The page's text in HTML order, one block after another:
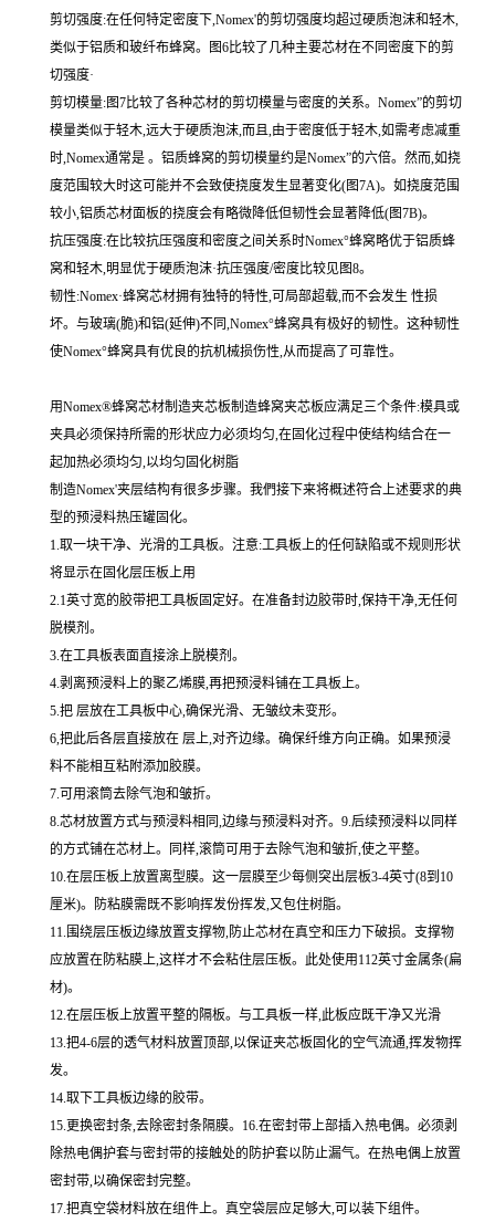
剪切强度:在任何特定密度下,Nomex'的剪切强度均超过硬质泡沫和轻木,
类似于铝质和玻纤布蜂窝。图6比较了几种主要芯材在不同密度下的剪
切强度·
剪切模量:图7比较了各种芯材的剪切模量与密度的关系。Nomex”的剪切
模量类似于轻木,远大于硬质泡沫,而且,由于密度低于轻木,如需考虑减重
时,Nomex通常是 。铝质蜂窝的剪切模量约是Nomex”的六倍。然而,如挠
度范围较大时这可能并不会致使挠度发生显著变化(图7A)。如挠度范围
较小,铝质芯材面板的挠度会有略微降低但韧性会显著降低(图7B)。
抗压强度:在比较抗压强度和密度之间关系时Nomex°蜂窝略优于铝质蜂
窝和轻木,明显优于硬质泡沫·抗压强度/密度比较见图8。
韧性:Nomex·蜂窝芯材拥有独特的特性,可局部超载,而不会发生 性损
坏。与玻璃(脆)和铝(延伸)不同,Nomex°蜂窝具有极好的韧性。这种韧性
使Nomex°蜂窝具有优良的抗机械损伤性,从而提高了可靠性。
用Nomex®蜂窝芯材制造夹芯板制造蜂窝夹芯板应满足三个条件:模具或
夹具必须保持所需的形状应力必须均匀,在固化过程中使结构结合在一
起加热必须均匀,以均匀固化树脂
制造Nomex'夹层结构有很多步骤。我們接下来将概述符合上述要求的典
型的预浸料热压罐固化。
1.取一块干净、光滑的工具板。注意:工具板上的任何缺陷或不规则形状
将显示在固化层压板上用
2.1英寸宽的胶带把工具板固定好。在准备封边胶带时,保持干净,无任何
脱模剂。
3.在工具板表面直接涂上脱模剂。
4.剥离预浸料上的聚乙烯膜,再把预浸料铺在工具板上。
5.把 层放在工具板中心,确保光滑、无皱纹未变形。
6,把此后各层直接放在 层上,对齐边缘。确保纤维方向正确。如果预浸
料不能相互粘附添加胶膜。
7.可用滚筒去除气泡和皱折。
8.芯材放置方式与预浸料相同,边缘与预浸料对齐。9.后续预浸料以同样
的方式铺在芯材上。同样,滚筒可用于去除气泡和皱折,使之平整。
10.在层压板上放置离型膜。这一层膜至少每侧突出层板3-4英寸(8到10
厘米)。防粘膜需既不影响挥发份挥发,又包住树脂。
11.围绕层压板边缘放置支撑物,防止芯材在真空和压力下破损。支撑物
应放置在防粘膜上,这样才不会粘住层压板。此处使用112英寸金属条(扁
材)。
12.在层压板上放置平整的隔板。与工具板一样,此板应既干净又光滑
13.把4-6层的透气材料放置顶部,以保证夹芯板固化的空气流通,挥发物挥
发。
14.取下工具板边缘的胶带。
15.更换密封条,去除密封条隔膜。16.在密封带上部插入热电偶。必须剥
除热电偶护套与密封带的接触处的防护套以防止漏气。在热电偶上放置
密封带,以确保密封完整。
17.把真空袋材料放在组件上。真空袋层应足够大,可以装下组件。